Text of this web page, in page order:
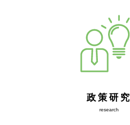
政策研究
research